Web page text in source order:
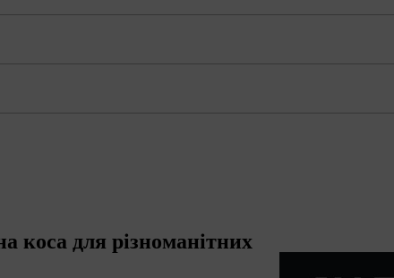
коса для різноманітних